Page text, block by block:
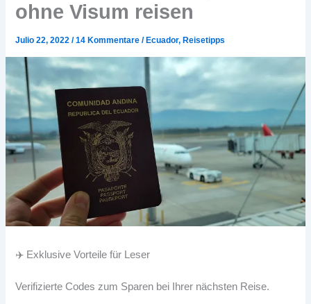
ohne Visum reisen
Julio 22, 2022/14 Kommentare / Ecuador, Reisetipps
✈️ Exklusive Vorteile für Leser
Verifizierte Codes zum Sparen bei Ihrer nächsten Reise.